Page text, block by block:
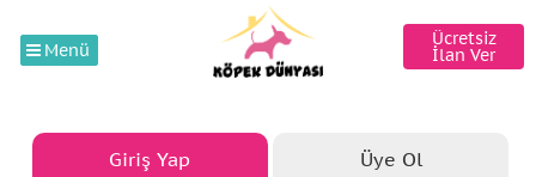
Menü
Ücretsiz
İlan Ver
Giriş Yap Üye Ol